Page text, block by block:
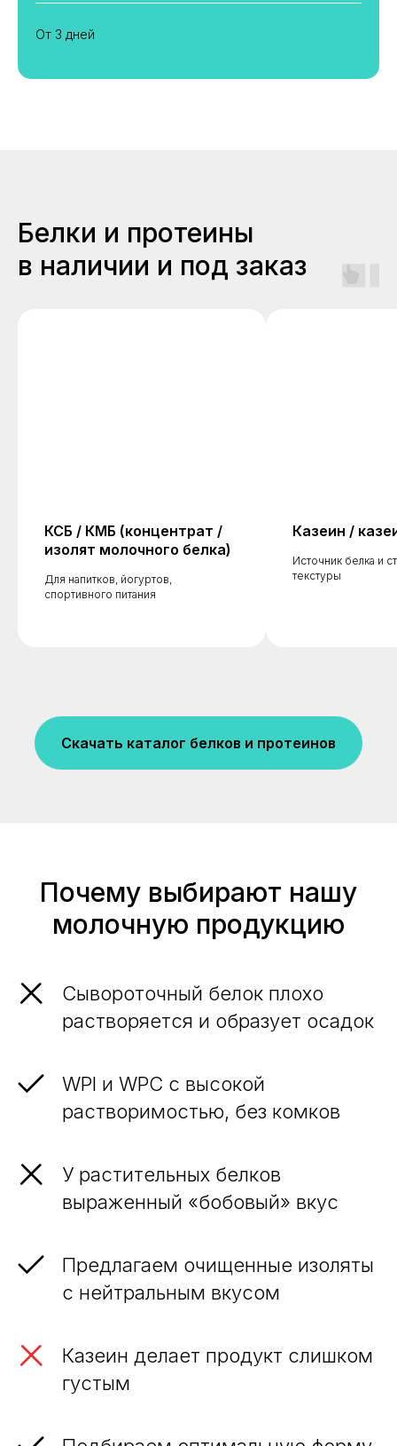
От 3 дней
Белки и протеины
в наличии и под заказ
КСБ / КМБ (концентрат /
изолят молочного белка)
Для напитков, йогуртов,
спортивного питания
Казеин /
Источник белка и
текстуры
Скачать каталог белков и протеинов
Почему выбирают нашу
молочную продукцию
Сывороточный белок плохо
растворяется и образует осадок
WPI и WPC с высокой
растворимостью, без комков
У растительных белков
выраженный «бобовый» вкус
Предлагаем очищенные изоляты
с нейтральным вкусом
Казеин делает продукт слишком
густым